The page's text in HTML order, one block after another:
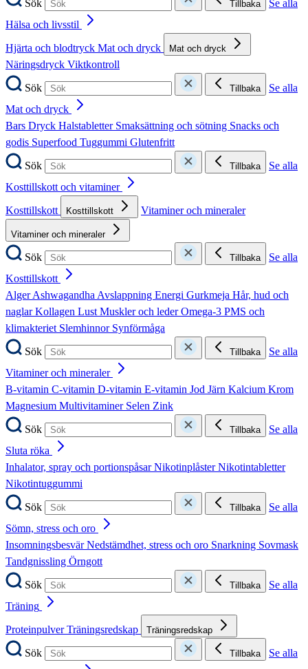
Sök Tillbaka
Se alla
Hälsa och livsstil
Hjärta och blodtryck Mat och dryck Mat och dryck
Näringsdryck Viktkontroll
Sök
Tillbaka
Se alla
Mat och dryck
Bars Dryck Halstabletter Smaksättning och sötning Snacks och
godis Superfood Tuggummi Glutenfritt
Sök
Tillbaka
Se alla
Kosttillskott och vitaminer
Kosttillskott
Kosttillskott Vitaminer och mineraler
Vitaminer och mineraler
Sök Tillbaka
Se alla
Kosttillskott
AlgerAshwagandhaAvslappning Energi Gurkmeja Hår, hud och
naglarKollagen LustMuskler och lederOmega-3 PMS och
klimakteriet Slemhinnor Synförmåga
Sök
Tillbaka
Se alla
Vitaminer och mineraler
B-vitamin C-vitamin D-vitamin E-vitamin Jod Järn Kalcium Krom
Magnesium Multivitaminer Selen Zink
Sök
Tillbaka
Se alla
Sluta röka
Inhalator, spray och portionspåsarNikotinplåsterNikotintabletter
Nikotintuggummi
Sök
Tillbaka
Se alla
Sömn, stress och oro
InsomningsbesvärNedstämdhet, stress och oro Snarkning Sovmask
Tandgnissling Örngott
Sök
Tillbaka
Se alla
Träning
ProteinpulverTräningsredskap Träningsredskap
Sök Tillbaka
Se alla